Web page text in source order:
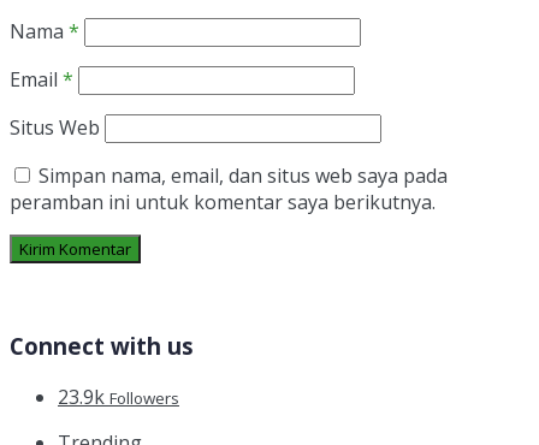
Nama *
Email *
Situs Web
Simpan nama, email, dan situs web saya pada
peramban ini untuk komentar saya berikutnya.
Connect with us
23.9k Followers